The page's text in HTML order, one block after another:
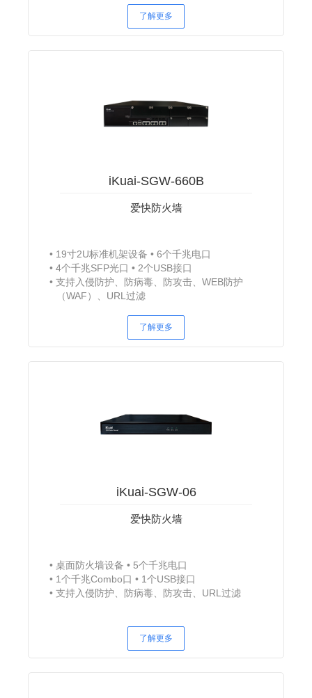
了解更多
iKuai-SGW-660B
爱快防火墙
19寸2U标准机架设备
6个千兆电口
4个千兆SFP光口
2个USB接口
支持入侵防护、防病毒、防攻击、WEB防护
（WAF）、URL过滤
了解更多
iKuai-SGW-06
爱快防火墙
桌面防火墙设备
5个千兆电口
1个千兆Combo口
1个USB接口
支持入侵防护、防病毒、防攻击、URL过滤
了解更多